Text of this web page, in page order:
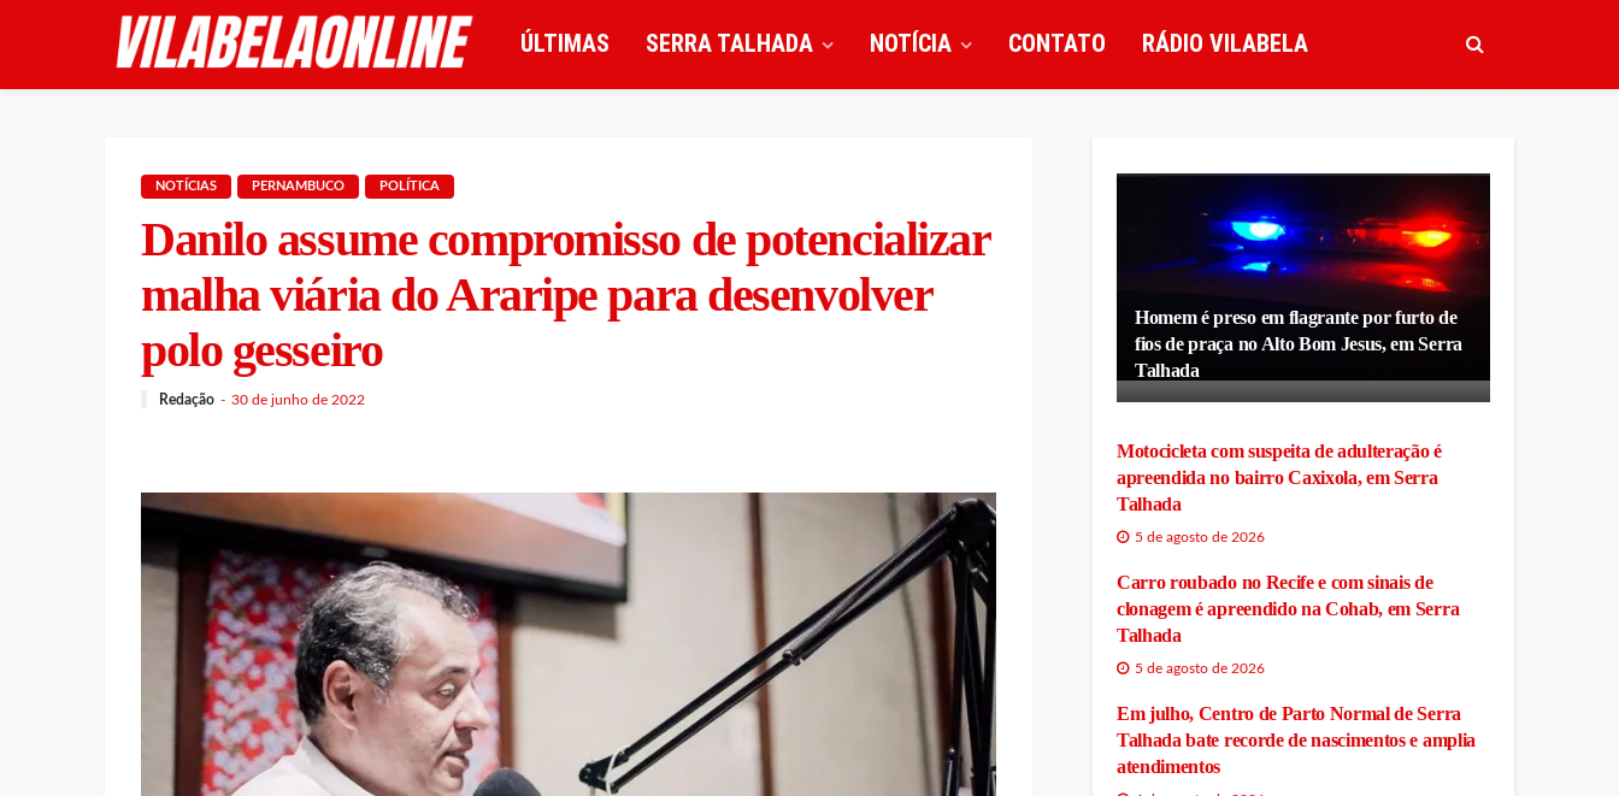
ÚLTIMAS SERRA TALHADA NOTÍCIA CONTATO RÁDIO VILABELA
NOTÍCIAS PERNAMBUCO POLÍTICA
Danilo assume compromisso de potencializar
malha viária do Araripe para desenvolver
polo gesseiro
Redação 30 de junho de 2022
Homem é preso em flagrante por furto de
fios de praça no Alto Bom Jesus, em Serra
Talhada
Motocicleta com suspeita de adulteração é
apreendida no bairro Caxixola, em Serra
Talhada
5 de agosto de 2026
Carro roubado no Recife e com sinais de
clonagem é apreendido na Cohab, em Serra
Talhada
5 de agosto de 2026
Em julho, Centro de Parto Normal de Serra
Talhada bate recorde de nascimentos e amplia
atendimentos